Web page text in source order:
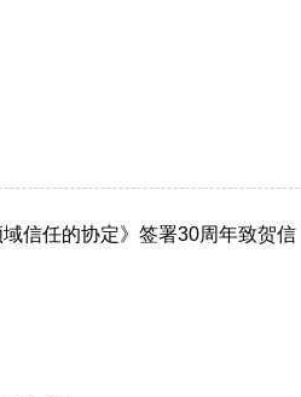
信任的协定》签署30周年致贺信